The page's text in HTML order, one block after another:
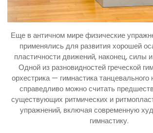
Еще в античном мире физические
применялись для развития хорошей
пластичности движений, наконец, силы
Одной из разновидностей греческой
орхестрика — гимнастика
справедливо можно считать
существующих ритмических и
упражнений, включая современную
гимнастику.